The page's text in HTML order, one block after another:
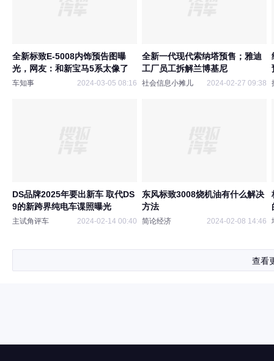
全新标致E-5008内饰预告图曝
光，网友：和新宝马5系太像了
车知事 2024-03-05 08:16
全新一代现代索纳塔预售；雅迪
工厂员工拆解兰博基尼
社会信息小摊儿 2024-02-27 09:38
DS品牌2025年要出新车 取代DS
9的新跨界纯电车谍照曝光
主试角评车 2024-02-14 00:40
东风标致3008烧机油有什么解决
方法
简论经济 2024-02-08 14:46
查看